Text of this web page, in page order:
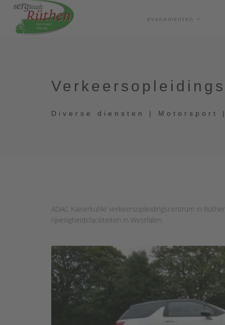
evenementen
Diverse diensten | Motorsport
ADAC Kaiserkuhle verkeersopleidingscentrum in
rijveiligheidsfaciliteiten in Westfalen.